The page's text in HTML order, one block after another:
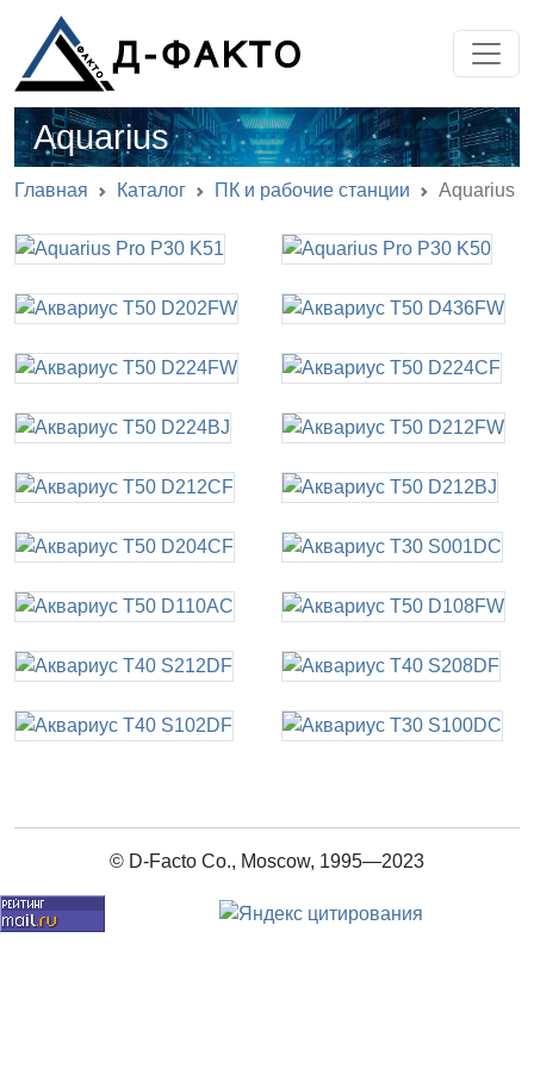
Aquarius
Главная Каталог ПК и рабочие станции Aquarius
© D-Facto Co., Moscow, 1995—2023